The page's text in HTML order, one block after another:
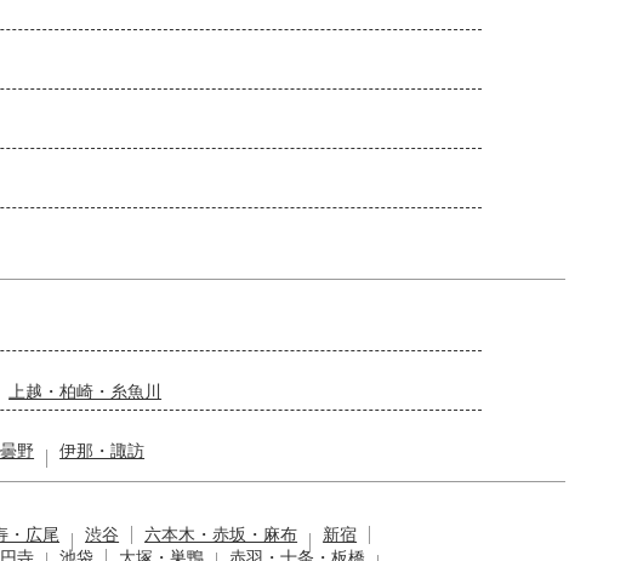
上越・柏崎・糸魚川
野 伊那・諏訪
・広尾 渋谷 六本木・赤坂・麻布
新宿